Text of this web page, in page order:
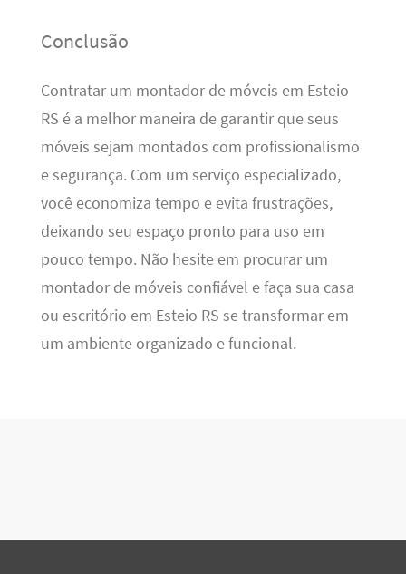
Conclusão
Contratar um montador de móveis em Esteio
RS é a melhor maneira de garantir que seus
móveis sejam montados com profissionalismo
e segurança. Com um serviço especializado,
você economiza tempo e evita frustrações,
deixando seu espaço pronto para uso em
pouco tempo. Não hesite em procurar um
montador de móveis confiável e faça sua casa
ou escritório em Esteio RS se transformar em
um ambiente organizado e funcional.